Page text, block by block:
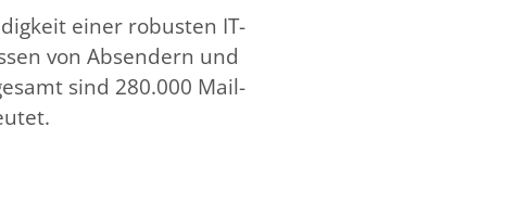
einer robusten IT-
von Absendern und
sind 280.000 Mail-